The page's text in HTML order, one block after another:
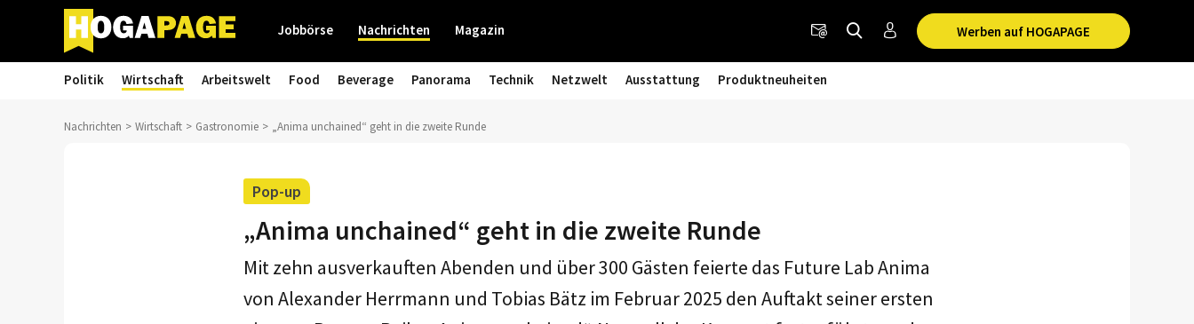
Werben auf HOGAPAGE
Jobbörse Nachrichten Magazin
Politik Wirtschaft Arbeitswelt Food Beverage Panorama Technik Netzwelt Ausstattung Produktneuheiten
Nachrichten Wirtschaft Gastronomie „Anima unchained“ geht in die zweite Runde
Pop-up
„Anima unchained“ geht in die zweite Runde
Mit zehn ausverkauften Abenden und über 300 Gästen feierte das Future Lab Anima
von Alexander Herrmann und Tobias Bätz im Februar 2025 den Auftakt seiner ersten